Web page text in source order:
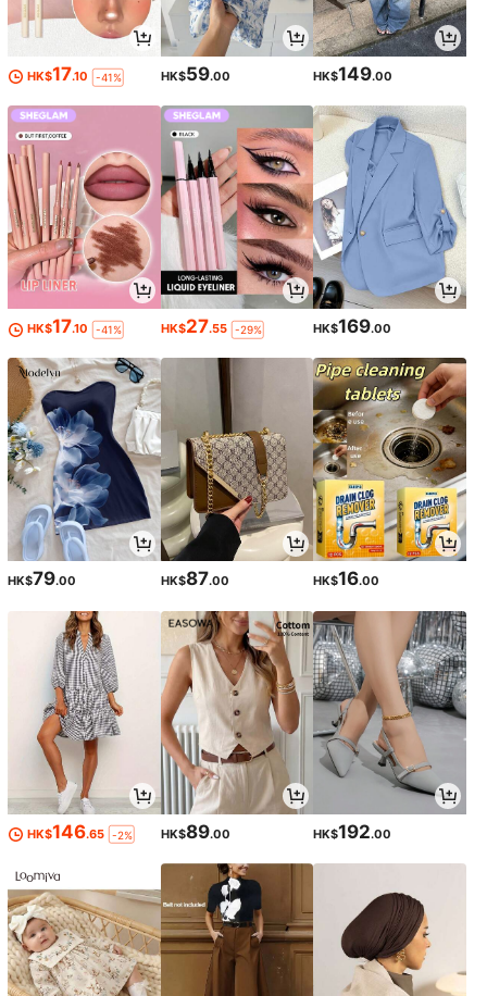
HK$17.10 -41% HK$59.00 HK$149.00
HK$17.10 -41% HK$27.55 -29% HK$169.00
HK$79.00 HK$87.00 HK$16.00
HK$146.65 -2% HK$89.00 HK$192.00